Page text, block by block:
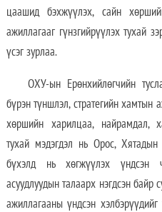
цаашид бэхжүүлэх, сайн
ажиллагааг гүнзгийрүүлэх тухай
үсэг зурлаа.
ОХУ-ын Ерөнхийлөгчийн
бүрэн түншлэл, стратегийн хамтын
хөршийн харилцаа, найрамдал,
тухай мэдэгдэл нь Орос,
бүхэлд нь хөгжүүлэх үндсэн
асуудлуудын талаарх нэгдсэн байр
ажиллагааны үндсэн